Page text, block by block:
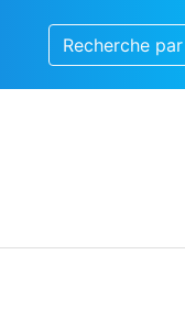
Recherche par